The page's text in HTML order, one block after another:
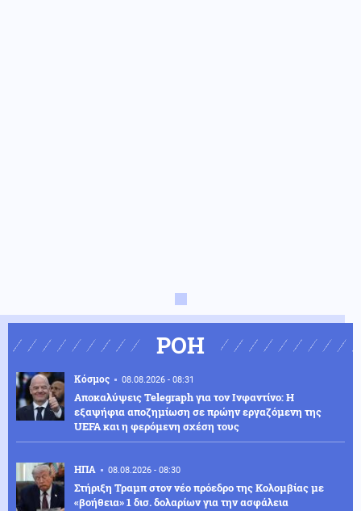
ΡΟΗ
Κόσμος 08.08.2026 - 08:31
Αποκαλύψεις Telegraph για τον Ινφαντίνο: Η
εξαψήφια αποζημίωση σε πρώην εργαζόμενη της
UEFA και η φερόμενη σχέση τους
ΗΠΑ 08.08.2026 - 08:30
Στήριξη Τραμπ στον νέο πρόεδρο της Κολομβίας με
«βοήθεια» 1 δισ. δολαρίων για την ασφάλεια